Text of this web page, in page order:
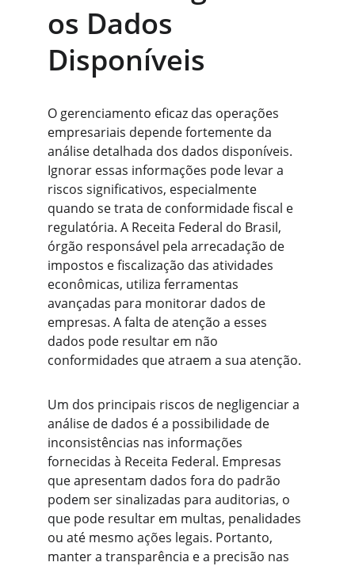
os Dados
Disponíveis
O gerenciamento eficaz das operações
empresariais depende fortemente da
análise detalhada dos dados disponíveis.
Ignorar essas informações pode levar a
riscos significativos, especialmente
quando se trata de conformidade fiscal e
regulatória. A Receita Federal do Brasil,
órgão responsável pela arrecadação de
impostos e fiscalização das atividades
econômicas, utiliza ferramentas
avançadas para monitorar dados de
empresas. A falta de atenção a esses
dados pode resultar em não
conformidades que atraem a sua atenção.
Um dos principais riscos de negligenciar a
análise de dados é a possibilidade de
inconsistências nas informações
fornecidas à Receita Federal. Empresas
que apresentam dados fora do padrão
podem ser sinalizadas para auditorias, o
que pode resultar em multas, penalidades
ou até mesmo ações legais. Portanto,
manter a transparência e a precisão nas